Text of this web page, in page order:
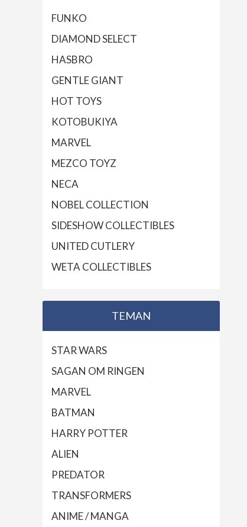
FUNKO
DIAMOND SELECT
HASBRO
GENTLE GIANT
HOT TOYS
KOTOBUKIYA
MARVEL
MEZCO TOYZ
NECA
NOBEL COLLECTION
SIDESHOW COLLECTIBLES
UNITED CUTLERY
WETA COLLECTIBLES
TEMAN
STAR WARS
SAGAN OM RINGEN
MARVEL
BATMAN
HARRY POTTER
ALIEN
PREDATOR
TRANSFORMERS
ANIME / MANGA